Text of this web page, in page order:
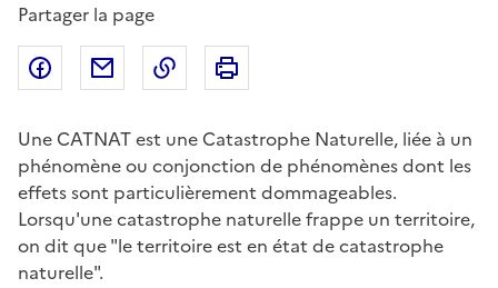
Partager la page
Partager sur Facebook
Partager par emailCopier dans le presse-papier
Une CATNAT est une Catastrophe Naturelle, liée à un
phénomène ou conjonction de phénomènes dont les
effets sont particulièrement dommageables.
Lorsqu'une catastrophe naturelle frappe un territoire,
on dit que "le territoire est en état de catastrophe
naturelle".